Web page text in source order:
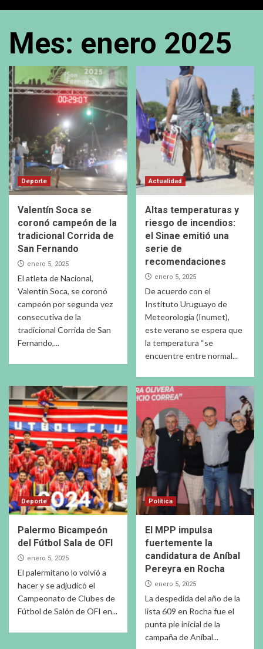
Mes: enero 2025
Deporte
Valentín Soca se
coronó campeón de la
tradicional Corrida de
San Fernando
enero 5, 2025
El atleta de Nacional,
Valentín Soca, se coronó
campeón por segunda vez
consecutiva de la
tradicional Corrida de San
Fernando,...
Actualidad
Altas temperaturas y
riesgo de incendios:
el Sinae emitió una
serie de
recomendaciones
enero 5, 2025
De acuerdo con el
Instituto Uruguayo de
Meteorología (Inumet),
este verano se espera que
la temperatura “se
encuentre entre normal...
Deporte
Palermo Bicampeón
del Fútbol Sala de OFI
enero 5, 2025
El palermitano lo volvió a
hacer y se adjudicó el
Campeonato de Clubes de
Fútbol de Salón de OFI en...
Política
El MPP impulsa
fuertemente la
candidatura de Aníbal
Pereyra en Rocha
enero 5, 2025
La despedida del año de la
lista 609 en Rocha fue el
punta pie inicial de la
campaña de Aníbal...